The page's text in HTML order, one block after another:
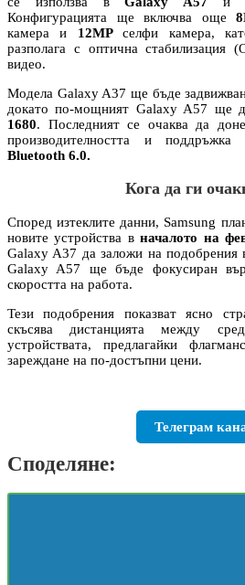
Конфигурацията ще включва още
камера и 12MPселфи камера,
разполага с оптична стабилизация
видео.
Модела Galaxy A37 ще бъде
докато по-мощният Galaxy A57 ще
1680. Последният се очаква да
производителността и
Bluetooth 6.0.
Кога да ги
Според изтеклите данни, Samsung
новите устройства вначалото на
Galaxy A37 да заложи на подобрения
Galaxy A57 ще бъде фокусиран
скоростта на работа.
Тези подобрения показват ясно
скъсява дистанцията между
устройствата, предлагайки
зареждане на по-достъпни цени.
Телеграм
Споделяне: